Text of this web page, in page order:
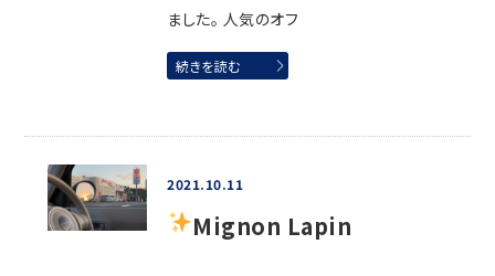
ました。 人気のオフ
続きを読む
2021.10.11
Mignon Lapin